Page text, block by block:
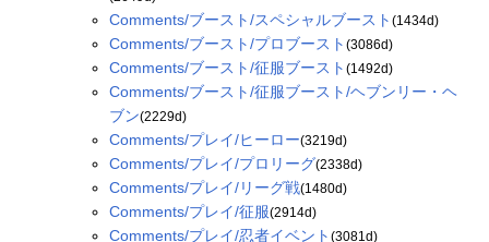
Comments/ブースト/スペシャルブースト (1434d)
Comments/ブースト/プロブースト (3086d)
Comments/ブースト/征服ブースト (1492d)
Comments/ブースト/征服ブースト/ヘブンリー・ヘ
ブン(2229d)
Comments/プレイ/ヒーロー(3219d)
Comments/プレイ/プロリーグ(2338d)
Comments/プレイ/リーグ戦(1480d)
Comments/プレイ/征服(2914d)
Comments/プレイ/忍者イベント (3081d)